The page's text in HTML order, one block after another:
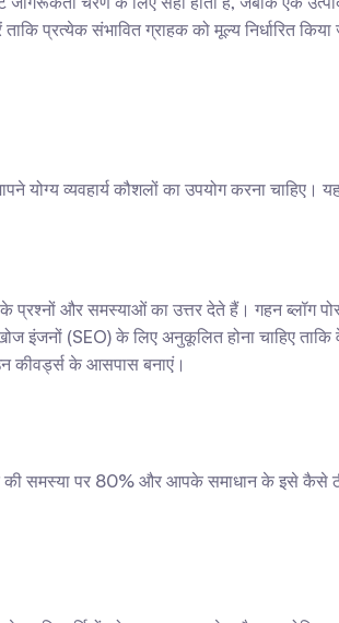
ताकि प्रत्येक संभावित ग्राहक को मूल्य
व्यवहार्य कौशलों का उपयोग करना चाहिए।
और समस्याओं का उत्तर देते हैं। गहन ब्लॉग
इंजनों (SEO) के लिए अनुकूलित होना चाहिए
कीवर्ड्स के आसपास बनाएं।
की समस्या पर 80% और आपके समाधान के इसे